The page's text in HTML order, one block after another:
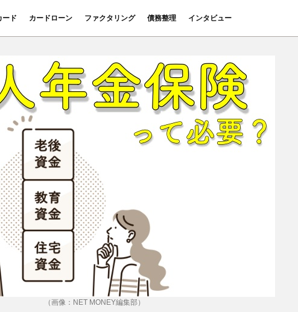
ード カードローン ファクタリング 債務整理 インタビュー
（画像：NET MONEY編集部）